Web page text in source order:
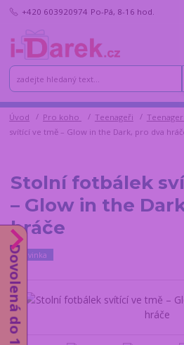
+420 603920974 Po-Pá, 8-16 hod.
Úvod Pro koho Teenageři
svítící ve tmě – Glow in the Dark, pro dva
Stolní fotbálek
– Glow in the
hráče
Novinka
Dovolená do 14.8.